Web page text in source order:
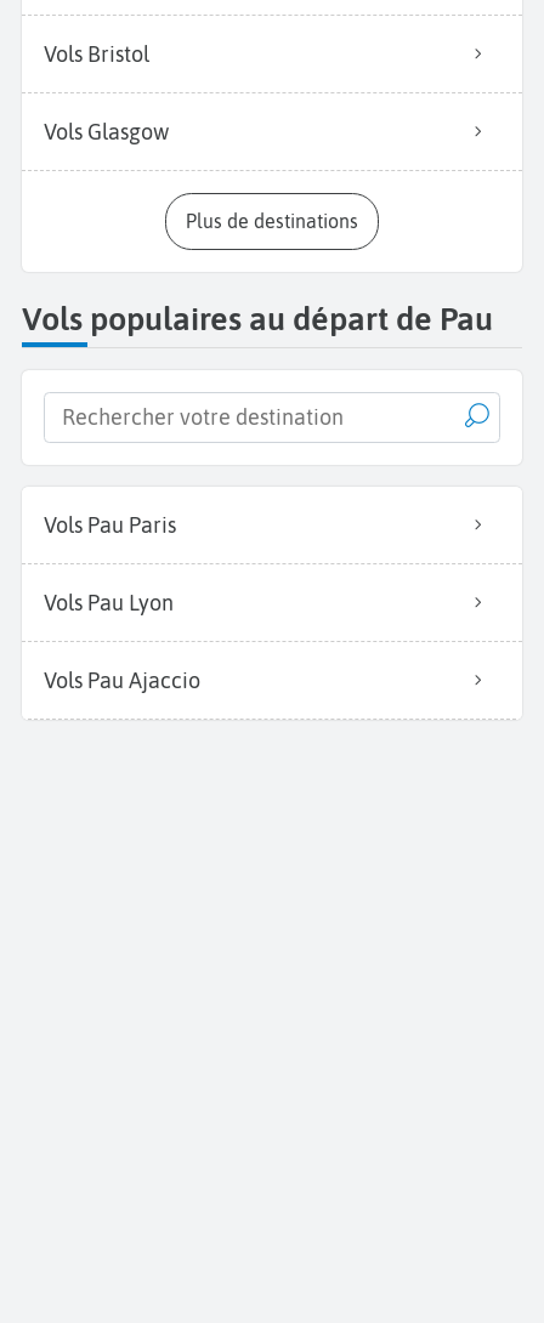
Vols Bristol
Vols Glasgow
Plus de destinations
Vols populaires au départ de Pau
Vols Pau Paris
Vols Pau Lyon
Vols Pau Ajaccio